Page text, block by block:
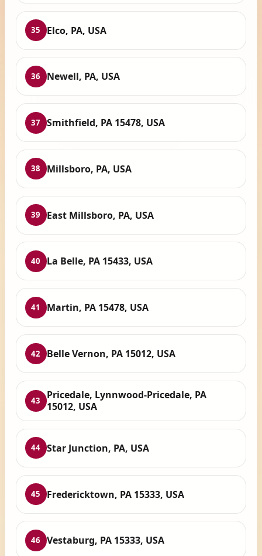
35 Elco, PA, USA
36 Newell, PA, USA
37 Smithfield, PA 15478, USA
38 Millsboro, PA, USA
39 East Millsboro, PA, USA
40 La Belle, PA 15433, USA
41 Martin, PA 15478, USA
42 Belle Vernon, PA 15012, USA
43
Pricedale, Lynnwood-Pricedale, PA
15012, USA
44 Star Junction, PA, USA
45 Fredericktown, PA 15333, USA
46 Vestaburg, PA 15333, USA